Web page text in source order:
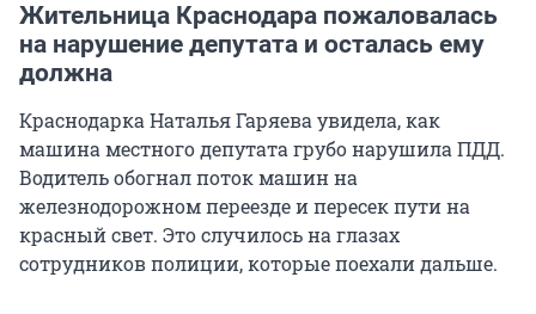
Жительница Краснодара пожаловалась
на нарушение депутата и осталась ему
должна
Краснодарка Наталья Гаряева увидела, как
машина местного депутата грубо нарушила ПДД.
Водитель обогнал поток машин на
железнодорожном переезде и пересек пути на
красный свет. Это случилось на глазах
сотрудников полиции, которые поехали дальше.